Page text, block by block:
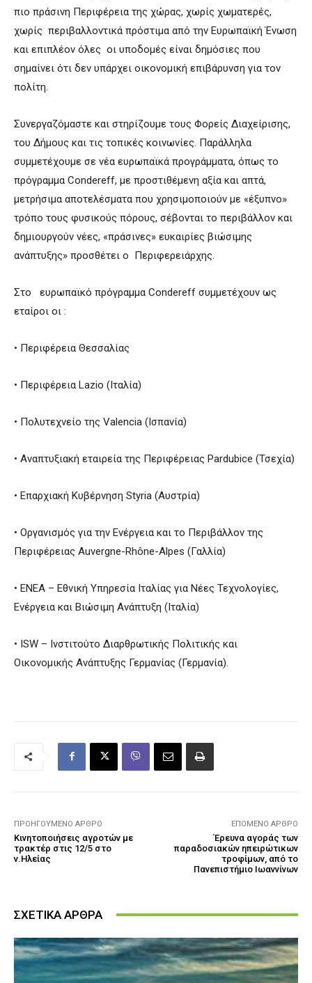
πιο πράσινη Περιφέρεια της χώρας, χωρίς χωματερές,
χωρίς περιβαλλοντικά πρόστιμα από την Ευρωπαϊκή Ένωση
και επιπλέον όλες οι υποδομές είναι δημόσιες που
σημαίνει ότι δεν υπάρχει οικονομική επιβάρυνση για τον
πολίτη.
Συνεργαζόμαστε και στηρίζουμε τους Φορείς Διαχείρισης,
του Δήμους και τις τοπικές κοινωνίες. Παράλληλα
συμμετέχουμε σε νέα ευρωπαϊκά προγράμματα, όπως το
πρόγραμμα Condereff, με προστιθέμενη αξία και απτά,
μετρήσιμα αποτελέσματα που χρησιμοποιούν με «έξυπνο»
τρόπο τους φυσικούς πόρους, σέβονται το περιβάλλον και
δημιουργούν νέες, «πράσινες» ευκαιρίες βιώσιμης
ανάπτυξης» προσθέτει ο Περιφερειάρχης.
Στο ευρωπαϊκό πρόγραμμα Condereff συμμετέχουν ως
εταίροι οι :
• Περιφέρεια Θεσσαλίας
• Περιφέρεια Lazio (Ιταλία)
• Πολυτεχνείο της Valencia (Ισπανία)
• Αναπτυξιακή εταιρεία της Περιφέρειας Pardubice (Τσεχία)
• Επαρχιακή Κυβέρνηση Styria (Αυστρία)
• Οργανισμός για την Ενέργεια και το Περιβάλλον της
Περιφέρειας Auvergne-Rhône-Alpes (Γαλλία)
• ΕΝΕΑ – Εθνική Υπηρεσία Ιταλίας για Νέες Τεχνολογίες,
Ενέργεια και Βιώσιμη Ανάπτυξη (Ιταλία)
• ISW – Ινστιτούτο Διαρθρωτικής Πολιτικής και
Οικονομικής Ανάπτυξης Γερμανίας (Γερμανία).
ΠΡΟΗΓΟΎΜΕΝΟ ΆΡΘΡΟ
Κινητοποιήσεις αγροτών με
τρακτέρ στις 12/5 στο
ν.Ηλείας
ΕΠΌΜΕΝΟ ΆΡΘΡΟ
Έρευνα αγοράς των
παραδοσιακών ηπειρώτικων
τροφίμων, από το
Πανεπιστήμιο Ιωαννίνων
ΣΧΕΤΙΚΑ ΑΡΘΡΑ